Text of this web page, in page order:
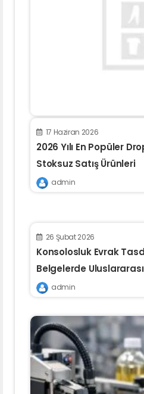
17 Haziran 2026
2026 Yılı En Popüler
Stoksuz Satış Ürünleri
admin
26 Şubat 2026
Konsolosluk Evrak
Belgelerde
admin